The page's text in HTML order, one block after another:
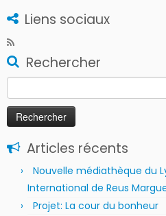
Liens sociaux
Rechercher
Articles récents
Nouvelle médiathèque du
International de Reus
Projet: La cour du bonheur